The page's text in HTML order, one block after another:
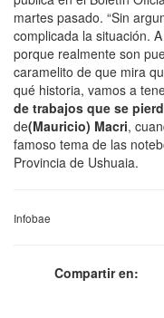
martes pasado. “Sin
complicada la situación.
porque realmente son
caramelito de que mira
qué historia, vamos a
de trabajos que se
de(Mauricio) Macri,
famoso tema de las
Provincia de Ushuaia.
Infobae
Compartir en: